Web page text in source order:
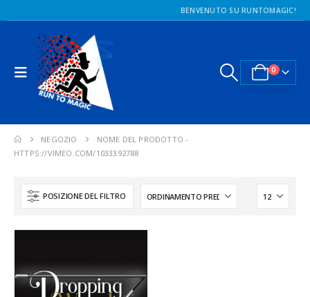
BENVENUTO SU RUNTOMAGIC!
0
NEGOZIO
NOME DEL PRODOTTO -
HTTPS://VIMEO.COM/1033392788
POSIZIONE DEL FILTRO